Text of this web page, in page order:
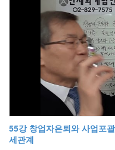
55강 창업자은퇴와 사업포
세관계